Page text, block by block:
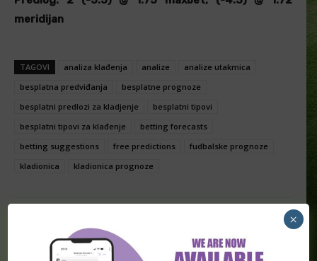
meridijan
TAGOVI analiza klađenja analize
analize utakmica
besplatna predviđanja
besplatne prognoze
besplatni predlozi za kladjenje
besplatni tipovi
besplatni tipovi za klađenje
betting forecasts
betting suggestions
free predictions
fudbalske prognoze
kladionica
kladionica prognoze
Facebook
×